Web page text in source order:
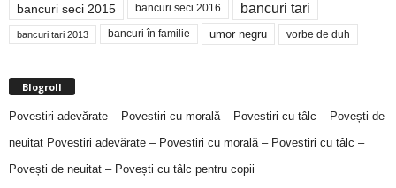
bancuri seci 2015 bancuri seci 2016 bancuri tari
bancuri tari 2013 bancuri în familie umor negru vorbe de duh
Blogroll
Povestiri adevărate – Povestiri cu morală – Povestiri cu tâlc – Povești de
neuitat Povestiri adevărate – Povestiri cu morală – Povestiri cu tâlc –
Povești de neuitat – Povești cu tâlc pentru copii